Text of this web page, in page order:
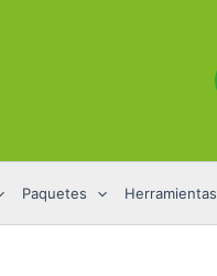
Paquetes Herramientas